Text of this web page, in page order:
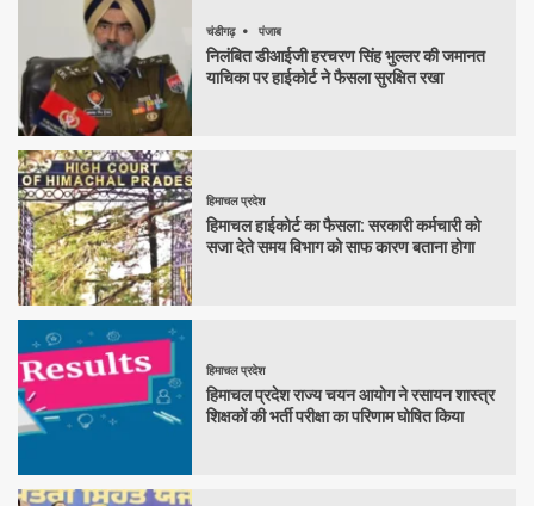
चंडीगढ़ पंजाब
निलंबित डीआईजी हरचरण सिंह भुल्लर की जमानत
याचिका पर हाईकोर्ट ने फैसला सुरक्षित रखा
हिमाचल प्रदेश
हिमाचल हाईकोर्ट का फैसला: सरकारी कर्मचारी को
सजा देते समय विभाग को साफ कारण बताना होगा
हिमाचल प्रदेश
हिमाचल प्रदेश राज्य चयन आयोग ने रसायन शास्त्र
शिक्षकों की भर्ती परीक्षा का परिणाम घोषित किया